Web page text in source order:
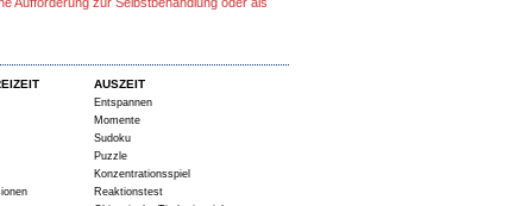
AUSZEIT
Entspannen
Momente
Sudoku
Puzzle
Konzentrationsspiel
Reaktionstest